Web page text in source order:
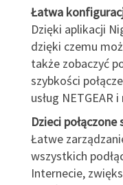
Łatwa
Dzięki aplikacji
dzięki czemu
także zobaczyć
szybkości
usług NETGEAR
Dzieci połączone
Łatwe
wszystkich
Internecie,